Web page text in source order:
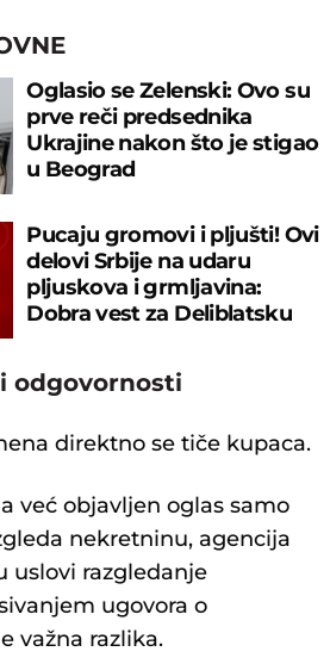
Oglasio se Zelenski: Ovo su
prve reči predsednika
Ukrajine nakon što je stigao
u Beograd
Pucaju gromovi i pljušti! Ovi
delovi Srbije na udaru
pljuskova i grmljavina:
Dobra vest za Deliblatsku
odgovornosti
direktno se tiče kupaca.
već objavljen oglas samo
nekretninu, agencija
uslovi razgledanje
ugovora o
važna razlika.